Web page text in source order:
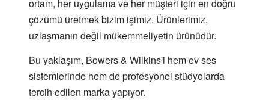
ortam, her uygulama ve her müşteri için en doğru
çözümü üretmek bizim işimiz. Ürünlerimiz,
uzlaşmanın değil mükemmeliyetin ürünüdür.
Bu yaklaşım, Bowers & Wilkins'i hem ev ses
sistemlerinde hem de profesyonel stüdyolarda
tercih edilen marka yapıyor.